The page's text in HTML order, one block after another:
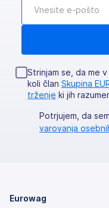
Strinjam se, da me
koli član Skupina
trženje ki jih
Potrjujem, da
varovanja
Eurowag